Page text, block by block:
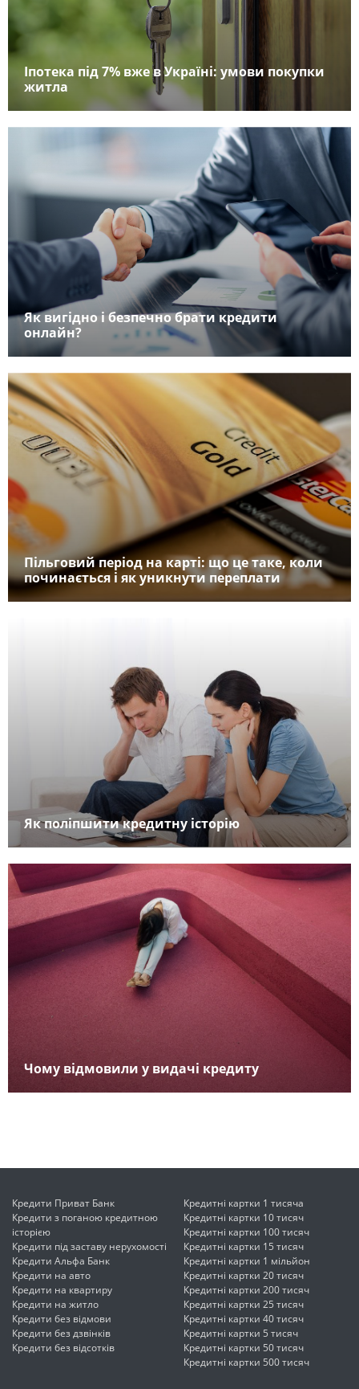
Іпотека під 7% вже в Україні: умови покупки
житла
Як вигідно і безпечно брати кредити
онлайн?
Пільговий період на карті: що це таке, коли
починається і як уникнути переплати
Як поліпшити кредитну історію
Чому відмовили у видачі кредиту
Кредити Приват Банк
Кредити з поганою кредитною
історією
Кредити під заставу нерухомості
Кредити Альфа Банк
Кредити на авто
Кредити на квартиру
Кредити на житло
Кредити без відмови
Кредити без дзвінків
Кредити без відсотків
Кредитні картки 1 тисяча
Кредитні картки 10 тисяч
Кредитні картки 100 тисяч
Кредитні картки 15 тисяч
Кредитні картки 1 мільйон
Кредитні картки 20 тисяч
Кредитні картки 200 тисяч
Кредитні картки 25 тисяч
Кредитні картки 40 тисяч
Кредитні картки 5 тисяч
Кредитні картки 50 тисяч
Кредитні картки 500 тисяч